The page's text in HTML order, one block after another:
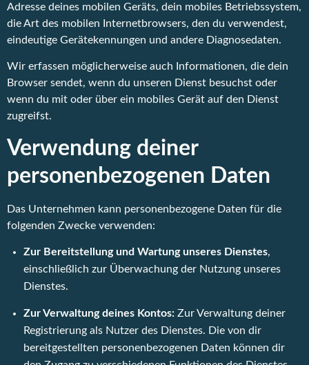
Adresse deines mobilen Geräts, dein mobiles Betriebssystem,
die Art des mobilen Internetbrowsers, den du verwendest,
eindeutige Gerätekennungen und andere Diagnosedaten.
Wir erfassen möglicherweise auch Informationen, die dein
Browser sendet, wenn du unseren Dienst besuchst oder
wenn du mit oder über ein mobiles Gerät auf den Dienst
zugreifst.
Verwendung deiner
personenbezogenen Daten
Das Unternehmen kann personenbezogene Daten für die
folgenden Zwecke verwenden:
Zur Bereitstellung und Wartung unseres Dienstes,
einschließlich zur Überwachung der Nutzung unseres
Dienstes.
Zur Verwaltung deines Kontos: Zur Verwaltung deiner
Registrierung als Nutzer des Dienstes. Die von dir
bereitgestellten personenbezogenen Daten können dir